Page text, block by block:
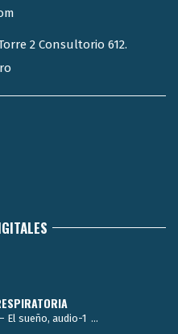
2 Consultorio 612.
sueño, audio-1 ...